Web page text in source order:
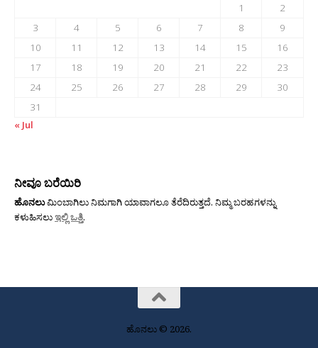
1
2
3
4 5 6 7 8
9
10
11 12 13 14 15
16
17
18 19 20 21 22
23
24
25 26 27 28 29
30
31
« Jul
ನೀವೂ ಬರೆಯಿರಿ
ಹೊನಲುಮಿಂಬಾಗಿಲು ನಿಮಗಾಗಿ ಯಾವಾಗಲೂ ತೆರೆದಿರುತ್ತದೆ. ನಿಮ್ಮ ಬರಹಗಳನ್ನು
ಕಳುಹಿಸಲುಇಲ್ಲಿ ಒತ್ತಿ.
ಹೊನಲು © 2026.